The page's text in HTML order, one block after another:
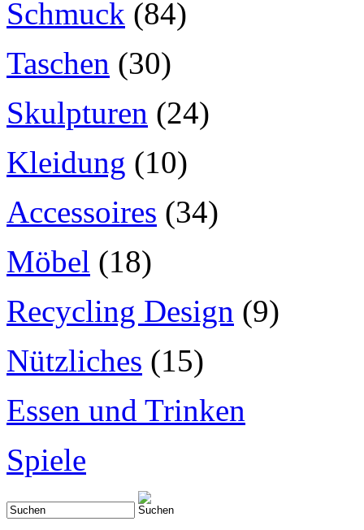
Schmuck (84)
Taschen (30)
Skulpturen (24)
Kleidung (10)
Accessoires (34)
Möbel (18)
Recycling Design (9)
Nützliches (15)
Essen und Trinken
Spiele